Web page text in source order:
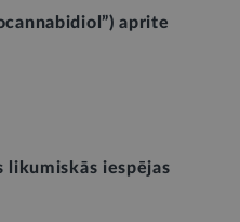
aprite
likumiskās iespējas